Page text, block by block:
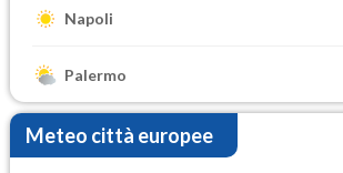
Napoli
Palermo
Meteo città europee